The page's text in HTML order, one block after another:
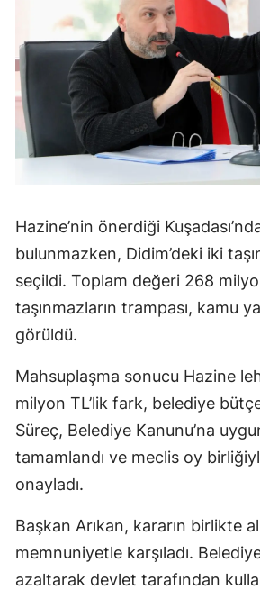
Hazine’nin önerdiği
bulunmazken, Didim’deki iki
seçildi. Toplam değeri 268
taşınmazların trampası, kamu
görüldü.
Mahsuplaşma sonucu Hazine
milyon TL’lik fark, belediye
Süreç, Belediye Kanunu’na
tamamlandı ve meclis oy
onayladı.
Başkan Arıkan, kararın birlikte
memnuniyetle karşıladı.
azaltarak devlet tarafından